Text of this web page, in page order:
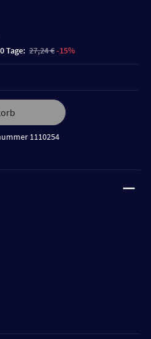
Tage: 27,24 €-15%
1110254